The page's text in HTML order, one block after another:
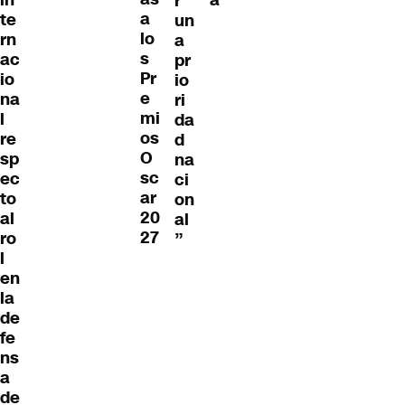
te
rn
ac
io
na
l
re
sp
ec
to
al
ro
l
en
la
de
fe
ns
a
de
a
lo
s
Pr
e
mi
os
O
sc
ar
20
27
un
a
pr
io
ri
da
d
na
ci
on
al
”